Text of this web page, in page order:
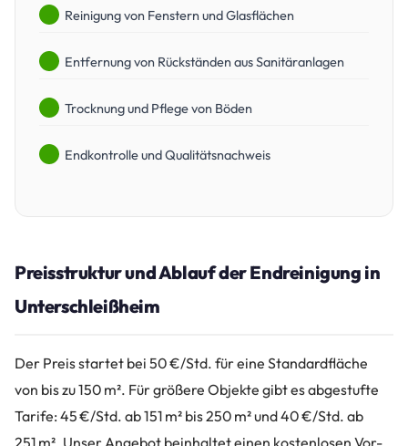
Reinigung von Fenstern und Glasflächen
Entfernung von Rückständen aus Sanitäranlagen
Trocknung und Pflege von Böden
Endkontrolle und Qualitätsnachweis
Preisstruktur und Ablauf der Endreinigung in
Unterschleißheim
Der Preis startet bei 50 €/Std. für eine Standardfläche
von bis zu 150 m². Für größere Objekte gibt es abgestufte
Tarife: 45 €/Std. ab 151 m² bis 250 m² und 40 €/Std. ab
251 m². Unser Angebot beinhaltet einen kostenlosen Vor-